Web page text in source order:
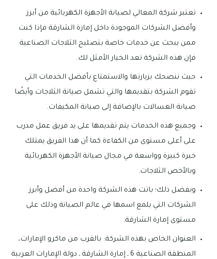
تعتبر شركة المعالي لصيانة الأجهزة الكهربائية من أبرز
وأفضل الشركات الموجودة داخل إمارة الشارقة فإذا كنت
ممن يبحث عن خدمات خاصة بتصليح الثلاجات الصناعية
فإن هذه الشركة تعد الخيار الأمثل لك.
حيث ننصحك بزيارتها والاستمتاع بأفضل الخدمات التي
تقوم الشركة بتقديمها والتي تشمل صيانة الثلاجات وأيضًا
صيانة الغسالات بالإضافة إلى صيانة المكيفات.
وجميع هذه الخدمات يتم تقديمها على يد فريق عمل مدرب
على أعلى مستوى من الكفاءة كما أن هذا الفريق يمتلك
خبرة كبيرة وواسعة في مجال صيانة الأجهزة الكهربائية
وبالأخص الثلاجات.
وبفضل ذلك؛ باتت هذه الشركة واحدة من أفضل وأبرز
الشركات التي يلمع اسمها في عالم الصيانة وذلك على
مستوى إمارة الشارقة.
العنوان الخاص بهذه الشركة: بالقرب من ماكرو الإمارات،
المنطقة الصناعية 6 ـ إمارة الشارقة ـ دولة الإمارات العربية